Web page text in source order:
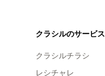
クラシルのサービス
クラシルチラシ
レシチャレ